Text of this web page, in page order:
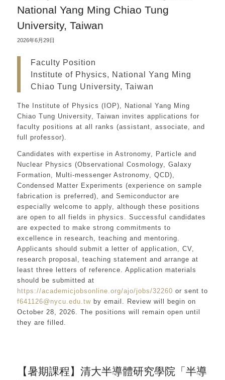
National Yang Ming Chiao Tung
University, Taiwan
2026年6月29日
Faculty Position
Institute of Physics, National Yang Ming
Chiao Tung University, Taiwan
The Institute of Physics (IOP), National Yang Ming
Chiao Tung University, Taiwan invites applications for
faculty positions at all ranks (assistant, associate, and
full professor).
Candidates with expertise in Astronomy, Particle and
Nuclear Physics (Observational Cosmology, Galaxy
Formation, Multi-messenger Astronomy, QCD),
Condensed Matter Experiments (experience on sample
fabrication is preferred), and Semiconductor are
especially welcome to apply, although these positions
are open to all fields in physics. Successful candidates
are expected to make strong commitments to
excellence in research, teaching and mentoring.
Applicants should submit a letter of application, CV,
research proposal, teaching statement and arrange at
least three letters of reference. Application materials
should be submitted at
https://academicjobsonline.org/ajo/jobs/32260 or sent to
f641126@nycu.edu.twby email. Review will begin on
October 28, 2026. The positions will remain open until
they are filled.
【暑期課程】清大半導體研究學院「半導